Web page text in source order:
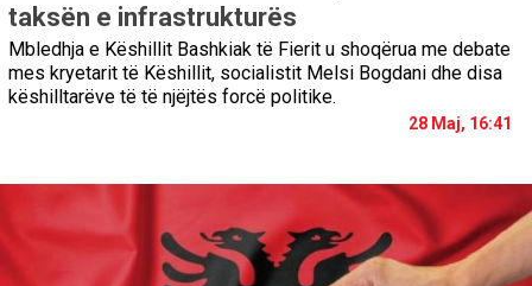
taksën e infrastrukturës
Mbledhja e Këshillit Bashkiak të Fierit u shoqërua me debate
mes kryetarit të Këshillit, socialistit Melsi Bogdani dhe disa
këshilltarëve të të njëjtës forcë politike.
28 Maj, 16:41